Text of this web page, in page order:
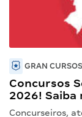
GRAN
Concursos
2026! Saiba
Concurseiros,